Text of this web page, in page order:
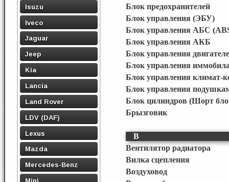
Isuzu
Iveco
Jaguar
Jeep
Kia
Lancia
Land Rover
LDV (DAF)
Lexus
Mazda
Mercedes-Benz
Блок предохранителей
Блок управления (ЭБУ)
Блок управления АБС
Блок управления АКБ
Блок управления
Блок управления
Блок управления климат-
Блок управления
Блок цилиндров (Шорт
Брызговик
В
Вентилятор радиатора
Вилка сцепления
Воздуховод